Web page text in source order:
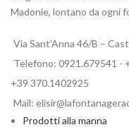
Madonie, lontano da ogni
Via Sant'Anna 46/B –
Telefono: 0921.679541 -
+39 370.1402925
Mail:
Prodotti alla manna